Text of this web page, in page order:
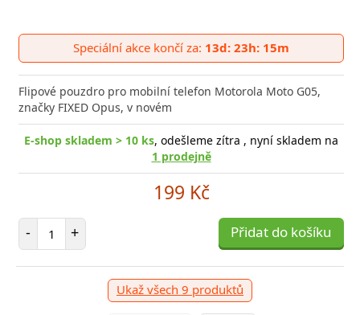
Speciální akce končí za: 13d: 23h: 15m
Flipové pouzdro pro mobilní telefon Motorola Moto G05,
značky FIXED Opus, v novém
E-shop skladem > 10 ks, odešleme zítra , nyní skladem na
1 prodejně
199 Kč
- Počet položek
+ Přidat do košíku
Ukaž všech 9 produktů